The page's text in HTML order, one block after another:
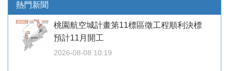
熱門新聞
桃園航空城計畫第11標區徵工程順利決標
預計11月開工
2026-08-08 10:19